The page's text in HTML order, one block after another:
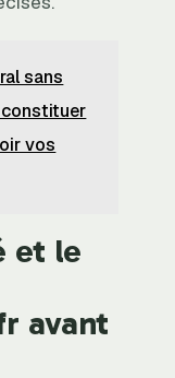
sans
constituer
vos
et le
avant